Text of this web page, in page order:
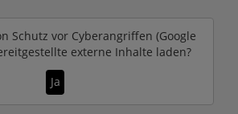
Schutz vor Cyberangriffen (Google
externe Inhalte laden?
Ja